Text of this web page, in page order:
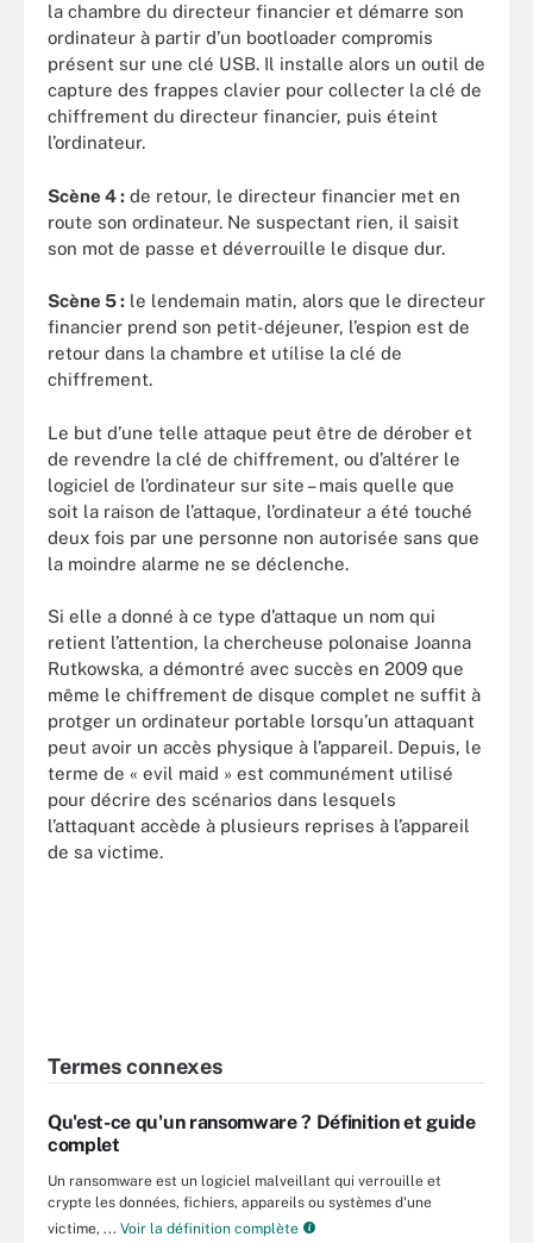
la chambre du directeur financier et démarre son
ordinateur à partir d’un bootloader compromis
présent sur une clé USB. Il installe alors un outil de
capture des frappes clavier pour collecter la clé de
chiffrement du directeur financier, puis éteint
l’ordinateur.
Scène 4 : de retour, le directeur financier met en
route son ordinateur. Ne suspectant rien, il saisit
son mot de passe et déverrouille le disque dur.
Scène 5 : le lendemain matin, alors que le directeur
financier prend son petit-déjeuner, l’espion est de
retour dans la chambre et utilise la clé de
chiffrement.
Le but d’une telle attaque peut être de dérober et
de revendre la clé de chiffrement, ou d’altérer le
logiciel de l’ordinateur sur site – mais quelle que
soit la raison de l’attaque, l’ordinateur a été touché
deux fois par une personne non autorisée sans que
la moindre alarme ne se déclenche.
Si elle a donné à ce type d’attaque un nom qui
retient l’attention, la chercheuse polonaise Joanna
Rutkowska, a démontré avec succès en 2009 que
même le chiffrement de disque complet ne suffit à
protger un ordinateur portable lorsqu’un attaquant
peut avoir un accès physique à l’appareil. Depuis, le
terme de « evil maid » est communément utilisé
pour décrire des scénarios dans lesquels
l’attaquant accède à plusieurs reprises à l’appareil
de sa victime.
Termes connexes
Qu'est-ce qu'un ransomware ? Définition et guide
complet
Un ransomware est un logiciel malveillant qui verrouille et
crypte les données, fichiers, appareils ou systèmes d'une
victime, ... Voir la définition complète